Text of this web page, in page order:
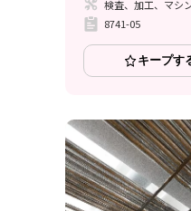
検査、加工、マシ
8741-05
キープす